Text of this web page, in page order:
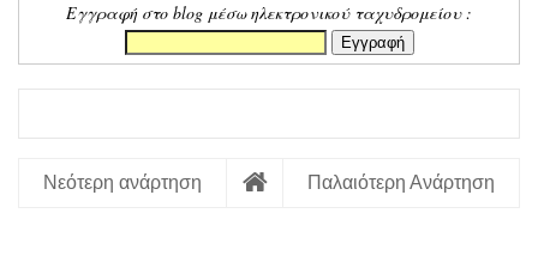
Εγγραφή στο blog μέσω ηλεκτρονικού ταχυδρομείου :
Νεότερη ανάρτηση Παλαιότερη Ανάρτηση